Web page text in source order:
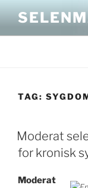
content
TAG:
POSTED
ON
Moderat
for kronisk
Moderat